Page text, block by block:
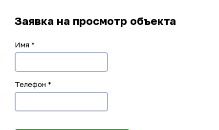
Заявка на просмотр объекта
Имя *
Телефон *